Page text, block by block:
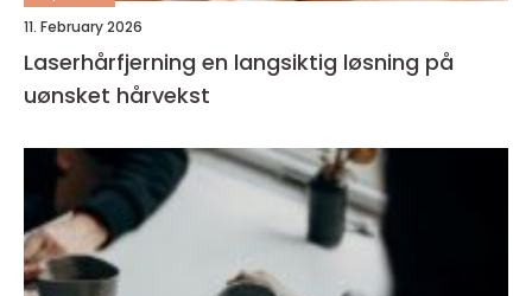
11. February 2026
Laserhårfjerning en langsiktig løsning på
uønsket hårvekst